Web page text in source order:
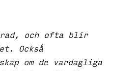
och ofta blir
Också
om de vardagliga